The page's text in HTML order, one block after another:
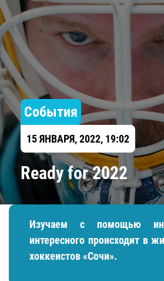
События
15 ЯНВАРЯ, 2022, 19:02
Ready for 2022
Изучаем с помощью
интересного происходит в
хоккеистов «Сочи».